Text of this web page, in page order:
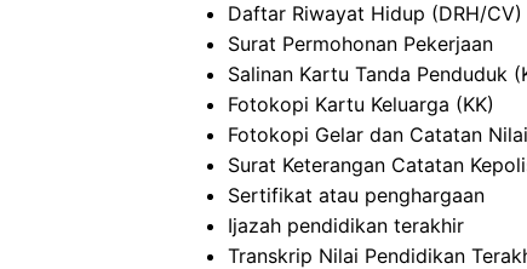
Daftar Riwayat Hidup (DRH/CV)
Surat Permohonan Pekerjaan
Salinan Kartu Tanda Penduduk
Fotokopi Kartu Keluarga (KK)
Fotokopi Gelar dan Catatan Nilai
Surat Keterangan Catatan
Sertifikat atau penghargaan
Ijazah pendidikan terakhir
Transkrip Nilai Pendidikan